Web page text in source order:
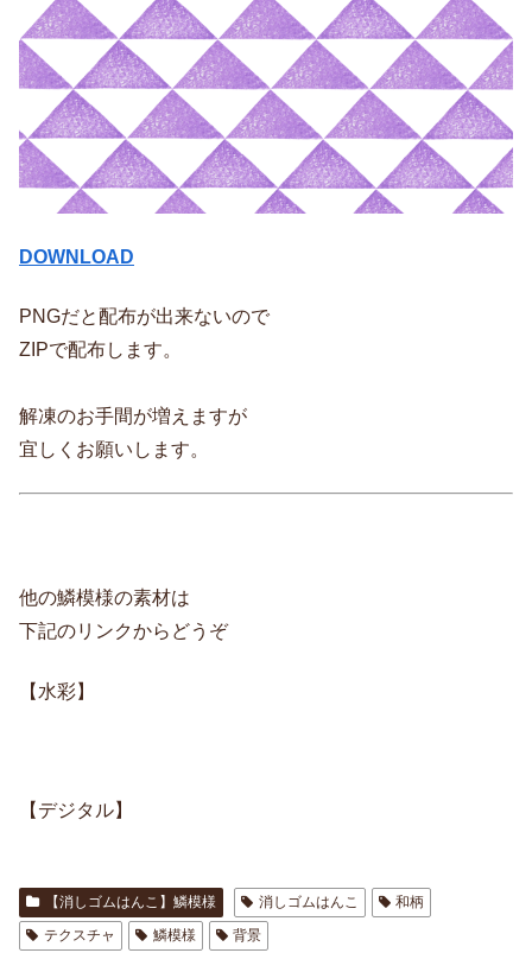
DOWNLOAD
PNGだと配布が出来ないので
ZIPで配布します。
解凍のお手間が増えますが
宜しくお願いします。
他の鱗模様の素材は
下記のリンクからどうぞ
【水彩】
【デジタル】
【消しゴムはんこ】鱗模様 消しゴムはんこ
和柄
テクスチャ
鱗模様 背景